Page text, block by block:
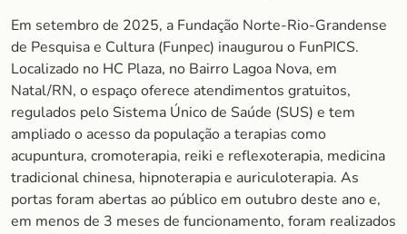
Em setembro de 2025, a Fundação Norte-Rio-Grandense
de Pesquisa e Cultura (Funpec) inaugurou o FunPICS.
Localizado no HC Plaza, no Bairro Lagoa Nova, em
Natal/RN, o espaço oferece atendimentos gratuitos,
regulados pelo Sistema Único de Saúde (SUS) e tem
ampliado o acesso da população a terapias como
acupuntura, cromoterapia, reiki e reflexoterapia, medicina
tradicional chinesa, hipnoterapia e auriculoterapia. As
portas foram abertas ao público em outubro deste ano e,
em menos de 3 meses de funcionamento, foram realizados